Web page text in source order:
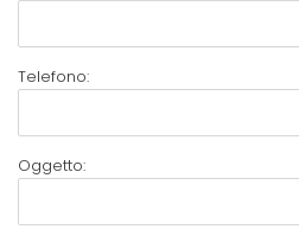
Telefono:
Oggetto: